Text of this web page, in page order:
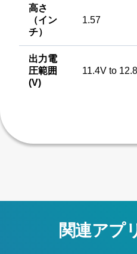
高さ
（イン
チ）
1.57
出力電
圧範囲
(V)
11.4V to
関連アプ